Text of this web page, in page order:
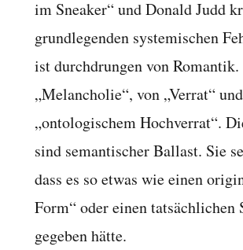
im Sneaker“ und Donald Judd
grundlegenden systemischen
ist durchdrungen von
„Melancholie“, von „Verrat“
„ontologischem Hochverrat“.
sind semantischer Ballast. Sie
dass es so etwas wie einen
Form“ oder einen tatsächlichen
gegeben hätte.